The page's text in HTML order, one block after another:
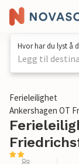
Hvor har du lyst å
Legg til
1 / 17
Ferieleilighet
Ankershagen OT